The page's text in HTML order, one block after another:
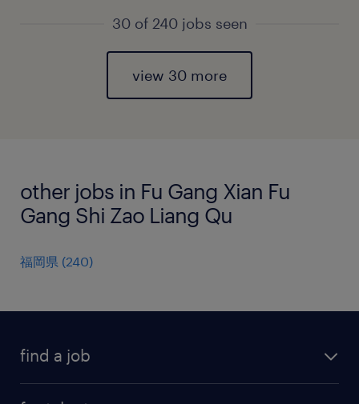
30 of 240 jobs seen
view 30 more
other jobs in Fu Gang Xian Fu
Gang Shi Zao Liang Qu
福岡県 (240)
find a job